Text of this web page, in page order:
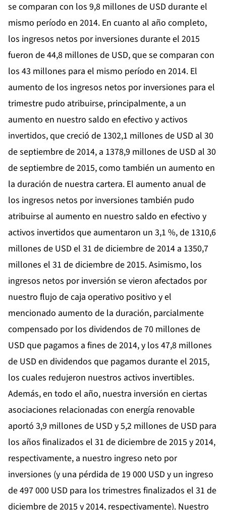
se comparan con los 9,8 millones de USD durante el
mismo período en 2014. En cuanto al año completo,
los ingresos netos por inversiones durante el 2015
fueron de 44,8 millones de USD, que se comparan con
los 43 millones para el mismo período en 2014. El
aumento de los ingresos netos por inversiones para el
trimestre pudo atribuirse, principalmente, a un
aumento en nuestro saldo en efectivo y activos
invertidos, que creció de 1302,1 millones de USD al 30
de septiembre de 2014, a 1378,9 millones de USD al 30
de septiembre de 2015, como también un aumento en
la duración de nuestra cartera. El aumento anual de
los ingresos netos por inversiones también pudo
atribuirse al aumento en nuestro saldo en efectivo y
activos invertidos que aumentaron un 3,1 %, de 1310,6
millones de USD el 31 de diciembre de 2014 a 1350,7
millones el 31 de diciembre de 2015. Asimismo, los
ingresos netos por inversión se vieron afectados por
nuestro flujo de caja operativo positivo y el
mencionado aumento de la duración, parcialmente
compensado por los dividendos de 70 millones de
USD que pagamos a fines de 2014, y los 47,8 millones
de USD en dividendos que pagamos durante el 2015,
los cuales redujeron nuestros activos invertibles.
Además, en todo el año, nuestra inversión en ciertas
asociaciones relacionadas con energía renovable
aportó 3,9 millones de USD y 5,2 millones de USD para
los años finalizados el 31 de diciembre de 2015 y 2014,
respectivamente, a nuestro ingreso neto por
inversiones (y una pérdida de 19 000 USD y un ingreso
de 497 000 USD para los trimestres finalizados el 31 de
diciembre de 2015 y 2014, respectivamente). Nuestro